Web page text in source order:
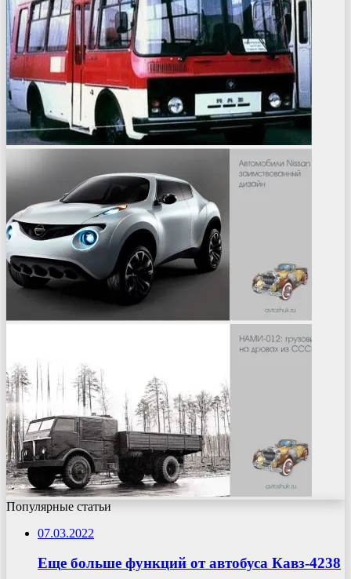
Популярные статьи
07.03.2022
Еще больше функций от автобуса Кавз-4238